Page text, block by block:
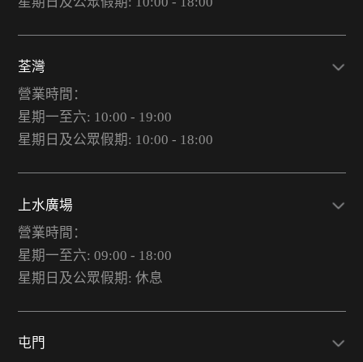
荃灣
營業時間：
星期一至六: 10:00 - 19:00
星期日及公眾假期: 10:00 - 18:00
上水廣場
營業時間：
星期一至六: 09:00 - 18:00
星期日及公眾假期: 休息
屯門